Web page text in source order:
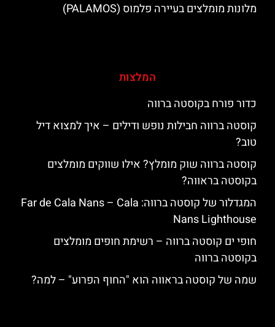
מלונות מומלצים בעיירה פלמוס (PALAMOS)
המלצות
כדור פורח בקוסטה ברווה
קוסטה ברווה חבילות נופש ודילים – איך למצוא דיל
טוב?
קוסטה ברווה שוק מומלץ? אילו שווקים מומלצים
בקוסטה בראווה?
המגדלור של קוסטה ברווה: ‪‪Far de Cala Nans – Cala
Nans Lighthouse‬‬
חופי ים קוסטה ברווה – רשימת חופים מומלצים
בקוסטה ברווה
שמה של קוסטה בראווה הוא "החוף הפרוע" – למה?